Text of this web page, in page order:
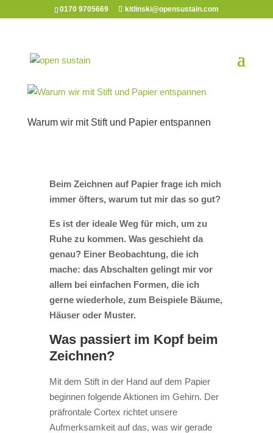
0170 9705669 kitlinski@opensustain.com
Warum wir mit Stift und Papier entspannen
Beim Zeichnen auf Papier frage ich mich
immer öfters, warum tut mir das so gut?
Es ist der ideale Weg für mich, um zu
Ruhe zu kommen. Was geschieht da
genau? Einer Beobachtung, die ich
mache: das Abschalten gelingt mir vor
allem bei einfachen Formen, die ich
gerne wiederhole, zum Beispiele Bäume,
Häuser oder Muster.
Was passiert im Kopf beim
Zeichnen?
Mit dem Stift in der Hand auf dem Papier
beginnen folgende Aktionen im Gehirn. Der
präfrontale Cortex richtet unsere
Aufmerksamkeit auf das, was wir gerade